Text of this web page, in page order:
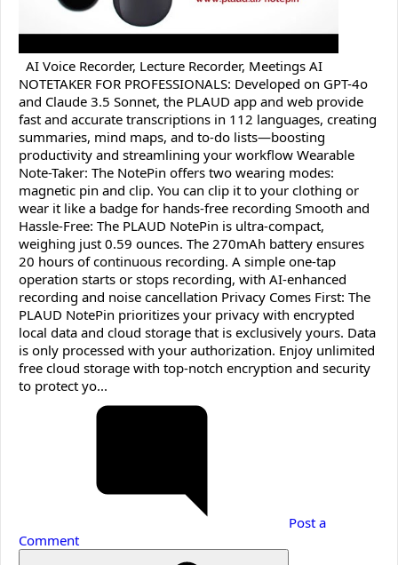
AI Voice Recorder, Lecture Recorder, Meetings AI
NOTETAKER FOR PROFESSIONALS: Developed on GPT-4o
and Claude 3.5 Sonnet, the PLAUD app and web provide
fast and accurate transcriptions in 112 languages, creating
summaries, mind maps, and to-do lists—boosting
productivity and streamlining your workflow Wearable
Note-Taker: The NotePin offers two wearing modes:
magnetic pin and clip. You can clip it to your clothing or
wear it like a badge for hands-free recording Smooth and
Hassle-Free: The PLAUD NotePin is ultra-compact,
weighing just 0.59 ounces. The 270mAh battery ensures
20 hours of continuous recording. A simple one-tap
operation starts or stops recording, with AI-enhanced
recording and noise cancellation Privacy Comes First: The
PLAUD NotePin prioritizes your privacy with encrypted
local data and cloud storage that is exclusively yours. Data
is only processed with your authorization. Enjoy unlimited
free cloud storage with top-notch encryption and security
to protect yo...
Post a
Comment